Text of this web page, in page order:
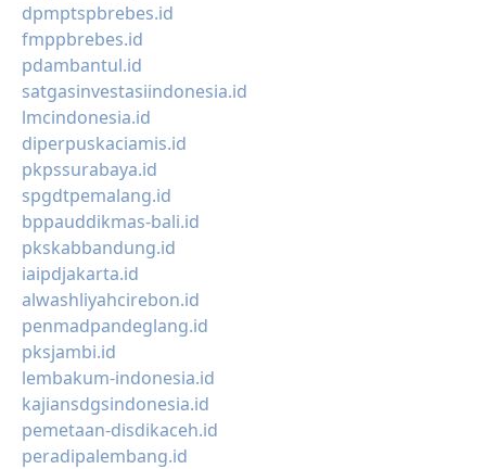
dpmptspbrebes.id
fmppbrebes.id
pdambantul.id
satgasinvestasiindonesia.id
lmcindonesia.id
diperpuskaciamis.id
pkpssurabaya.id
spgdtpemalang.id
bppauddikmas-bali.id
pkskabbandung.id
iaipdjakarta.id
alwashliyahcirebon.id
penmadpandeglang.id
pksjambi.id
lembakum-indonesia.id
kajiansdgsindonesia.id
pemetaan-disdikaceh.id
peradipalembang.id